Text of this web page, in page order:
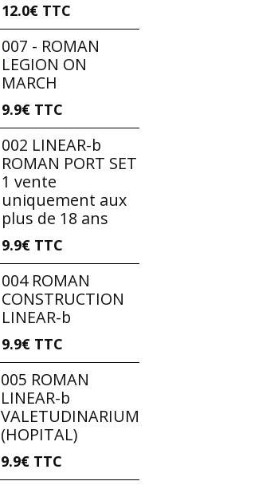
12.0€ TTC
007 - ROMAN
LEGION ON
MARCH
9.9€ TTC
002 LINEAR-b
ROMAN PORT SET
1 vente
uniquement aux
plus de 18 ans
9.9€ TTC
004 ROMAN
CONSTRUCTION
LINEAR-b
9.9€ TTC
005 ROMAN
LINEAR-b
VALETUDINARIUM
(HOPITAL)
9.9€ TTC